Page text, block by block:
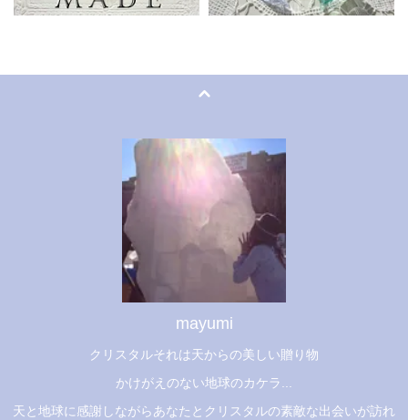
mayumi
クリスタルそれは天からの美しい贈り物
かけがえのない地球のカケラ...
天と地球に感謝しながらあなたとクリスタルの素敵な出会いが訪れ